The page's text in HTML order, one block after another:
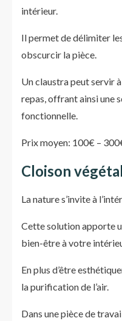
intérieur.
Il permet de délimiter
obscurcir la pièce.
Un claustra peut servir
repas, offrant ainsi une
fonctionnelle.
Prix moyen: 100€ –
Cloison
La nature s’invite à
Cette solution apporte
bien-être à votre
En plus d’être
la purification de l’air.
Dans une pièce de